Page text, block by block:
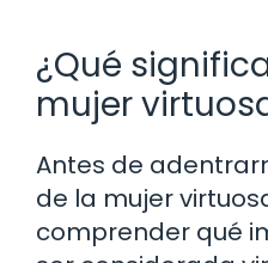
¿Qué
mujer
Antes de
de la mujer
comprender qué